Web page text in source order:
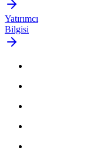
Yatırımcı
Bilgisi